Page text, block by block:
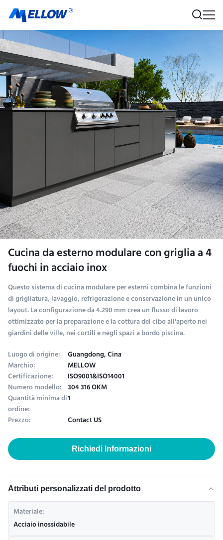
Cucina da esterno modulare con griglia a 4
fuochi in acciaio inox
Questo sistema di cucina modulare per esterni combina le funzioni
di grigliatura, lavaggio, refrigerazione e conservazione in un unico
layout. La configurazione da 4.290 mm crea un flusso di lavoro
ottimizzato per la preparazione e la cottura del cibo all'aperto nei
giardini delle ville, nei cortili e negli spazi a bordo piscina.
Luogo di origine: Guangdong, Cina
Marchio: MELLOW
Certificazione: ISO9001&ISO14001
Numero modello: 304 316 OKM
Quantità minima di
ordine:
1
Prezzo:
Contact US
Richiedi Informazioni
Attributi personalizzati del prodotto
Materiale:
Acciaio inossidabile